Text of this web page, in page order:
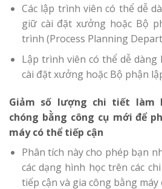
Các lập trình viên có thể dễ
giữ cài đặt xưởng hoặc Bộ
trình (Process Planning
Lập trình viên có thể dễ
cài đặt xưởng hoặc Bộ phận
Giảm số lượng chi tiết làm
chóng bằng công cụ mới để
máy có thể tiếp cận
Phân tích này cho phép bạn
các dạng hình học trên các
tiếp cận và gia công bằng